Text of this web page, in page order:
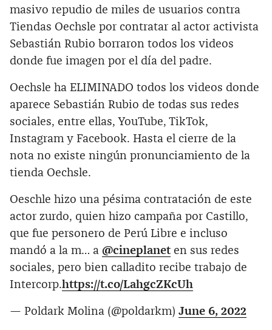
masivo repudio de miles de usuarios contra
Tiendas Oechsle por contratar al actor activista
Sebastián Rubio borraron todos los videos
donde fue imagen por el día del padre.
Oechsle ha ELIMINADO todos los videos donde
aparece Sebastián Rubio de todas sus redes
sociales, entre ellas, YouTube, TikTok,
Instagram y Facebook. Hasta el cierre de la
nota no existe ningún pronunciamiento de la
tienda Oechsle.
Oeschle hizo una pésima contratación de este
actor zurdo, quien hizo campaña por Castillo,
que fue personero de Perú Libre e incluso
mandó a la m… a @cineplanet en sus redes
sociales, pero bien calladito recibe trabajo de
Intercorp.https://t.co/LahgcZKcUh
— Poldark Molina (@poldarkm) June 6, 2022